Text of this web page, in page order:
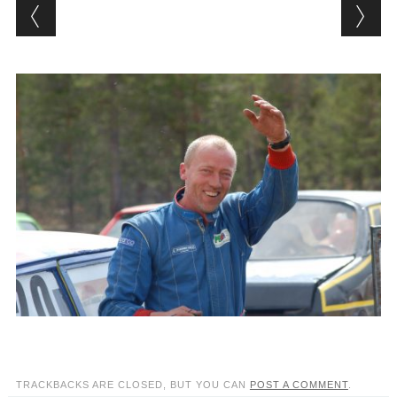
TRACKBACKS ARE CLOSED, BUT YOU CAN POST A COMMENT.